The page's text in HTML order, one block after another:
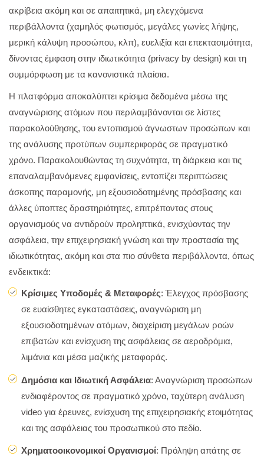
ακρίβεια ακόμη και σε απαιτητικά, μη ελεγχόμενα
περιβάλλοντα (χαμηλός φωτισμός, μεγάλες γωνίες λήψης,
μερική κάλυψη προσώπου, κλπ), ευελιξία και επεκτασιμότητα,
δίνοντας έμφαση στην ιδιωτικότητα (privacy by design) και τη
συμμόρφωση με τα κανονιστικά πλαίσια.
Η πλατφόρμα αποκαλύπτει κρίσιμα δεδομένα μέσω της
αναγνώρισης ατόμων που περιλαμβάνονται σε λίστες
παρακολούθησης, του εντοπισμού άγνωστων προσώπων και
της ανάλυσης προτύπων συμπεριφοράς σε πραγματικό
χρόνο. Παρακολουθώντας τη συχνότητα, τη διάρκεια και τις
επαναλαμβανόμενες εμφανίσεις, εντοπίζει περιπτώσεις
άσκοπης παραμονής, μη εξουσιοδοτημένης πρόσβασης και
άλλες ύποπτες δραστηριότητες, επιτρέποντας στους
οργανισμούς να αντιδρούν προληπτικά, ενισχύοντας την
ασφάλεια, την επιχειρησιακή γνώση και την προστασία της
ιδιωτικότητας, ακόμη και στα πιο σύνθετα περιβάλλοντα, όπως
ενδεικτικά:
Κρίσιμες Υποδομές & Μεταφορές: Έλεγχος πρόσβασης
σε ευαίσθητες εγκαταστάσεις, αναγνώριση μη
εξουσιοδοτημένων ατόμων, διαχείριση μεγάλων ροών
επιβατών και ενίσχυση της ασφάλειας σε αεροδρόμια,
λιμάνια και μέσα μαζικής μεταφοράς.
Δημόσια και Ιδιωτική Ασφάλεια: Αναγνώριση προσώπων
ενδιαφέροντος σε πραγματικό χρόνο, ταχύτερη ανάλυση
video για έρευνες, ενίσχυση της επιχειρησιακής ετοιμότητας
και της ασφάλειας του προσωπικού στο πεδίο.
Χρηματοοικονομικοί Οργανισμοί: Πρόληψη απάτης σε